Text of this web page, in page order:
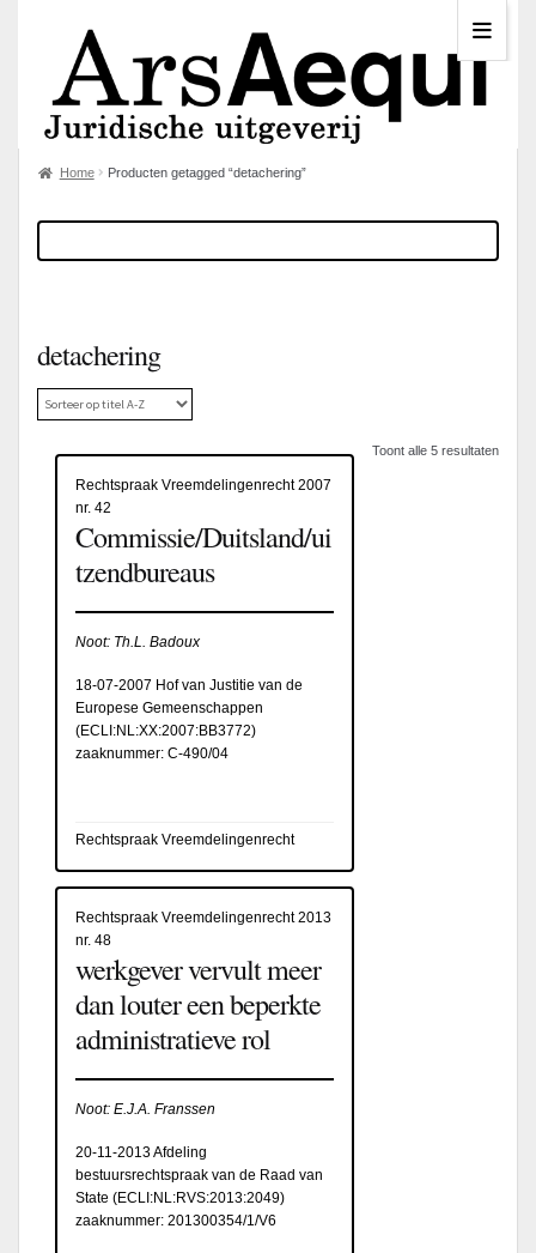
Home Producten getagged “detachering”
detachering
Toont alle 5 resultaten
Rechtspraak Vreemdelingenrecht 2007
nr. 42
Commissie/Duitsland/ui
tzendbureaus
Noot: Th.L. Badoux
18-07-2007 Hof van Justitie van de
Europese Gemeenschappen
(ECLI:NL:XX:2007:BB3772)
zaaknummer: C-490/04
Rechtspraak Vreemdelingenrecht
Rechtspraak Vreemdelingenrecht 2013
nr. 48
werkgever vervult meer
dan louter een beperkte
administratieve rol
Noot: E.J.A. Franssen
20-11-2013 Afdeling
bestuursrechtspraak van de Raad van
State (ECLI:NL:RVS:2013:2049)
zaaknummer: 201300354/1/V6